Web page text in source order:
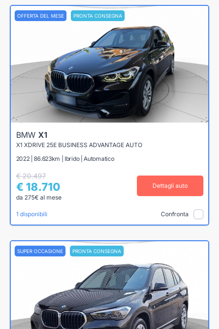
OFFERTA DEL MESE PRONTA CONSEGNA
BMW X1
X1 XDRIVE 25E BUSINESS ADVANTAGE AUTO
2022 | 86.623km | Ibrido | Automatico
€ 20.497
€ 18.710
da 275€ al mese
Dettagli auto
1 disponibili Confronta
SUPER OCCASIONE PRONTA CONSEGNA